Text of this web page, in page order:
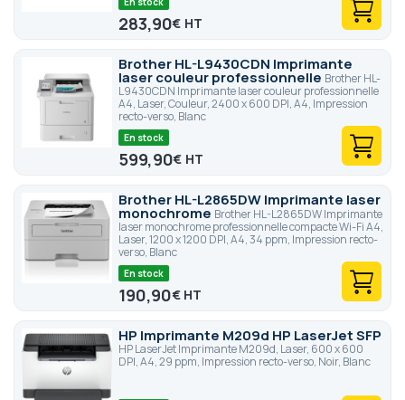
283,90€
Brother HL-L9430CDN Imprimante
laser couleur professionnelle Brother HL-
L9430CDN Imprimante laser couleur professionnelle
A4, Laser, Couleur, 2400 x 600 DPI, A4, Impression
recto-verso, Blanc
En stock
599,90€
Brother HL-L2865DW Imprimante laser
monochrome Brother HL-L2865DW Imprimante
laser monochrome professionnelle compacte Wi-Fi A4,
Laser, 1200 x 1200 DPI, A4, 34 ppm, Impression recto-
verso, Blanc
En stock
190,90€
HP Imprimante M209d HP LaserJet SFP
HP LaserJet Imprimante M209d, Laser, 600 x 600
DPI, A4, 29 ppm, Impression recto-verso, Noir, Blanc